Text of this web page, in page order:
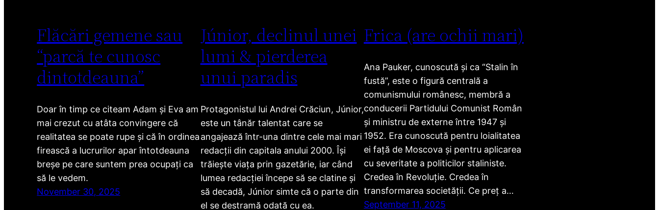
Flăcări gemene sau
“parcă te cunosc
dintotdeauna”
Doar în timp ce citeam Adam și Eva am
mai crezut cu atâta convingere că
realitatea se poate rupe și că în ordinea
firească a lucrurilor apar întotdeauna
breșe pe care suntem prea ocupați ca
să le vedem.
November 30, 2025
Júnior, declinul unei
lumi & pierderea
unui paradis
Protagonistul lui Andrei Crăciun, Júnior,
este un tânăr talentat care se
angajează într-una dintre cele mai mari
redacții din capitala anului 2000. Își
trăiește viața prin gazetărie, iar când
lumea redacției începe să se clatine și
să decadă, Júnior simte că o parte din
el se destramă odată cu ea.
Frica (are ochii mari)
Ana Pauker, cunoscută și ca “Stalin în
fustă”, este o figură centrală a
comunismului românesc, membră a
conducerii Partidului Comunist Român
și ministru de externe între 1947 și
1952. Era cunoscută pentru loialitatea
ei față de Moscova și pentru aplicarea
cu severitate a politicilor staliniste.
Credea în Revoluție. Credea în
transformarea societății. Ce preț a…
September 11, 2025